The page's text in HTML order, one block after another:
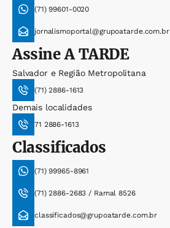
(71) 99601-0020
jornalismoportal@grupoatarde.com.br
AssineA TARDE
Salvador e Região Metropolitana
(71) 2886-1613
Demais localidades
71 2886-1613
Classificados
(71) 99965-8961
(71) 2886-2683 / Ramal 8526
classificados@grupoatarde.com.br